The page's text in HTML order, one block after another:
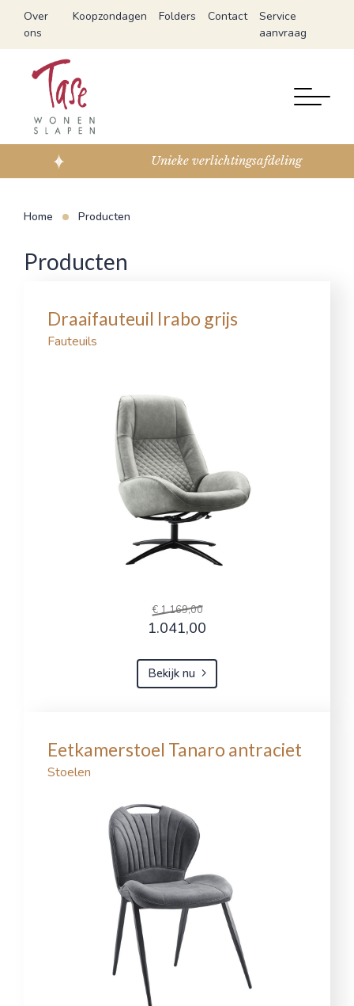
Over
ons
Koopzondagen Folders Contact
Service
aanvraag
Unieke verlichtingsafdeling
Home Producten
Producten
Draaifauteuil Irabo grijs
Fauteuils
€ 1.169,00
1.041,00
Bekijk nu
Eetkamerstoel Tanaro antraciet
Stoelen